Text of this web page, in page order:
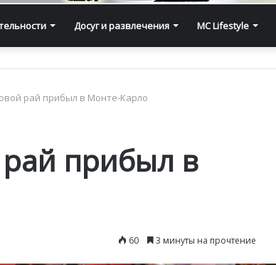
Досуг и развлечения MC Lifestyle
рай прибыл в Монте-Карло
рай прибыл в
60 3 минуты на прочтение